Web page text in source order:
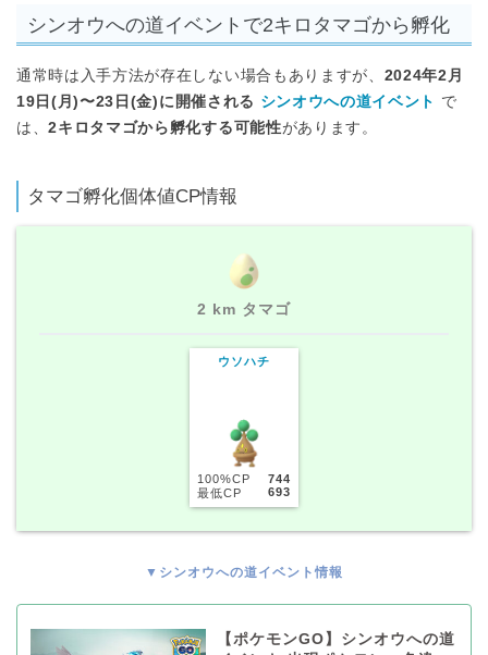
シンオウへの道イベントで2キロタマゴから孵化
通常時は入手方法が存在しない場合もありますが、 2024年2月
19日(月)〜23日(金)に開催される シンオウへの道イベント で
は、2キロタマゴから孵化する可能性があります。
タマゴ孵化個体値CP情報
2 km タマゴ
ウソハチ
100%CP
744
最低CP
693
▼シンオウへの道イベント情報
【ポケモンGO】シンオウへの道